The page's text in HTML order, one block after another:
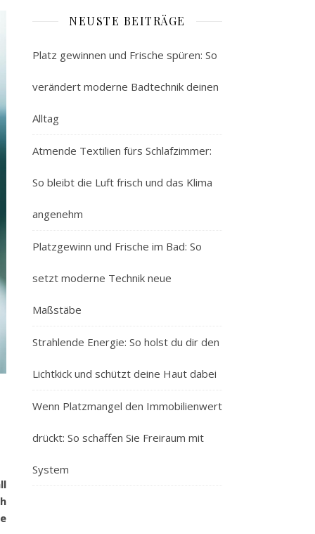
NEUSTE BEITRÄGE
Platz gewinnen und Frische spüren: So
verändert moderne Badtechnik deinen
Alltag
Atmende Textilien fürs Schlafzimmer:
So bleibt die Luft frisch und das Klima
angenehm
Platzgewinn und Frische im Bad: So
setzt moderne Technik neue
Maßstäbe
Strahlende Energie: So holst du dir den
Lichtkick und schützt deine Haut dabei
Wenn Platzmangel den Immobilienwert
drückt: So schaffen Sie Freiraum mit
System